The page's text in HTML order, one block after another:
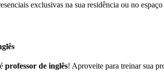
exclusivas na sua residência ou no
professor de inglês! Aproveite para treinar sua